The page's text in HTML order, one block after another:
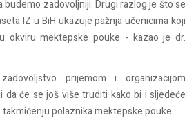
budemo zadovoljniji. Drugi razlog je što se
IZ u BiH ukazuje pažnja učenicima koji
okviru mektepske pouke - kazao je dr.
prijemom i organizacijom
da će se još više truditi kako bi i sljedeće
polaznika mektepske pouke.